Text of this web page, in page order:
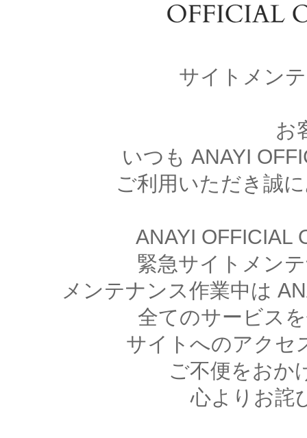
サイトメン
お
いつも ANAYI
ご利用いただき誠
ANAYI OFFICIAL
緊急サイトメン
メンテナンス作業中は
全てのサービス
サイトへのアクセ
ご不便をおか
心よりお詫